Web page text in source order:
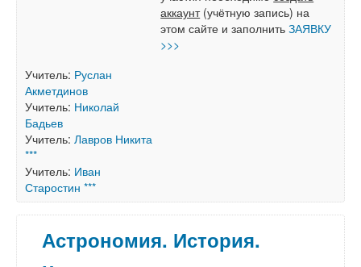
аккаунт(учётную запись) на
этом сайте и заполнитьЗАЯВКУ
>>>
Учитель: Руслан
Акметдинов
Учитель: Николай
Бадьев
Учитель: Лавров Никита
***
Учитель: Иван
Старостин ***
Астрономия. История.